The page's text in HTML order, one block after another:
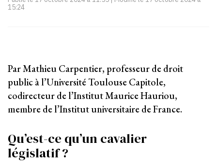
15:24
Par Mathieu Carpentier, professeur de droit
public à l’Université Toulouse Capitole,
codirecteur de l’Institut Maurice Hauriou,
membre de l’Institut universitaire de France.
Qu’est-ce qu’un cavalier
législatif ?